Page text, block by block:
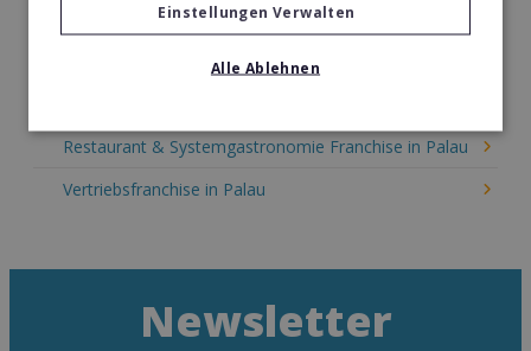
Möbel & Einrichtung Franchise in Palau
Nachhilfe & Weiterbildung Franchise in Palau
Restaurant & Systemgastronomie Franchise in Palau
Vertriebsfranchise in Palau
Newsletter
Einstellungen Verwalten
Alle Ablehnen